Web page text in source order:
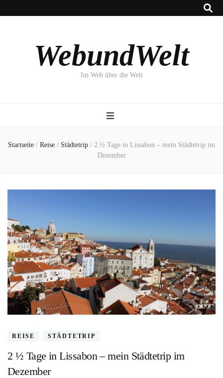
WebundWelt
Im Web über die Welt
Startseite / Reise / Städtetrip / 2 ½ Tage in Lissabon – mein Städtetrip im
Dezember
REISE STÄDTETRIP
2 ½ Tage in Lissabon – mein Städtetrip im
Dezember